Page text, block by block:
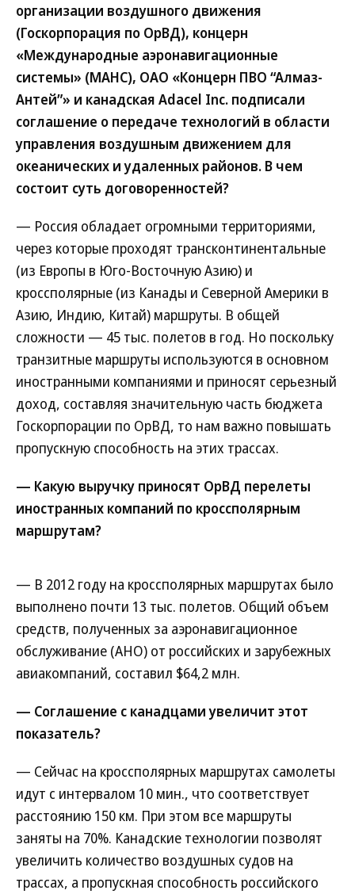
организации воздушного движения
(Госкорпорация по ОрВД), концерн
«Международные аэронавигационные
системы» (МАНС), ОАО «Концерн ПВО “Алмаз-
Антей”» и канадская Adacel Inc. подписали
соглашение о передаче технологий в области
управления воздушным движением для
океанических и удаленных районов. В чем
состоит суть договоренностей?
— Россия обладает огромными территориями,
через которые проходят трансконтинентальные
(из Европы в Юго-Восточную Азию) и
кроссполярные (из Канады и Северной Америки в
Азию, Индию, Китай) маршруты. В общей
сложности — 45 тыс. полетов в год. Но поскольку
транзитные маршруты используются в основном
иностранными компаниями и приносят серьезный
доход, составляя значительную часть бюджета
Госкорпорации по ОрВД, то нам важно повышать
пропускную способность на этих трассах.
— Какую выручку приносят ОрВД перелеты
иностранных компаний по кроссполярным
маршрутам?
— В 2012 году на кроссполярных маршрутах было
выполнено почти 13 тыс. полетов. Общий объем
средств, полученных за аэронавигационное
обслуживание (АНО) от российских и зарубежных
авиакомпаний, составил $64,2 млн.
— Соглашение с канадцами увеличит этот
показатель?
— Сейчас на кроссполярных маршрутах самолеты
идут с интервалом 10 мин., что соответствует
расстоянию 150 км. При этом все маршруты
заняты на 70%. Канадские технологии позволят
увеличить количество воздушных судов на
трассах, а пропускная способность российского